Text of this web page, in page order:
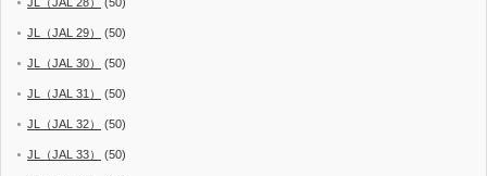
JL（JAL 29） (50)
JL（JAL 30） (50)
JL（JAL 31） (50)
JL（JAL 32） (50)
JL（JAL 33） (50)